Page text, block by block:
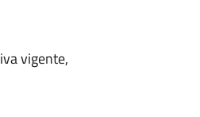
vigente,